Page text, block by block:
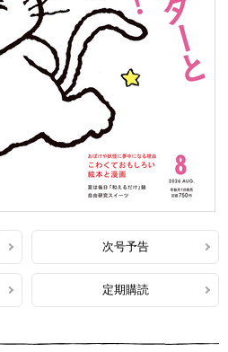
次号予告
定期購読